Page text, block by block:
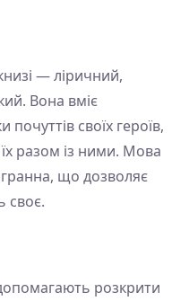
— ліричний,
Вона вміє
почуттів своїх героїв,
разом із ними. Мова
що дозволяє
своє.
розкрити